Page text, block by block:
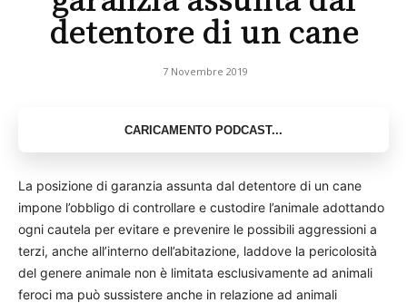
detentore di un cane
7 Novembre 2019
La posizione di garanzia assunta dal detentore di un cane
impone l’obbligo di controllare e custodire l’animale adottando
ogni cautela per evitare e prevenire le possibili aggressioni a
terzi, anche all’interno dell’abitazione, laddove la pericolosità
del genere animale non è limitata esclusivamente ad animali
feroci ma può sussistere anche in relazione ad animali